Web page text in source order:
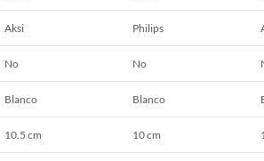
Aksi Philips
No No
Blanco Blanco
10.5 cm 10 cm